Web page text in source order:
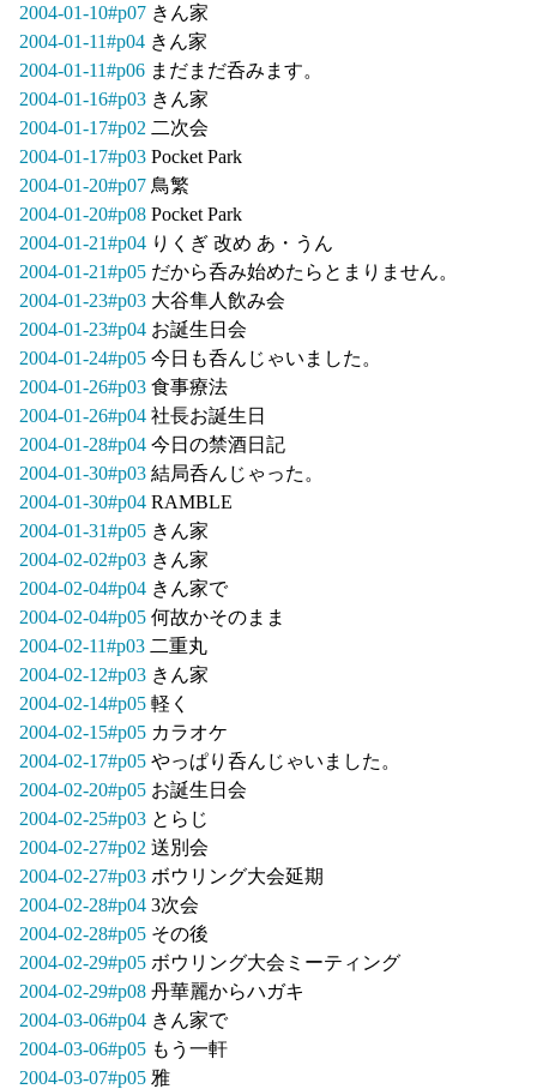
2004-01-10#p07 きん家
2004-01-11#p04 きん家
2004-01-11#p06 まだまだ呑みます。
2004-01-16#p03 きん家
2004-01-17#p02 二次会
2004-01-17#p03 Pocket Park
2004-01-20#p07 鳥繁
2004-01-20#p08 Pocket Park
2004-01-21#p04 りくぎ 改め あ・うん
2004-01-21#p05 だから呑み始めたらとまりません。
2004-01-23#p03 大谷隼人飲み会
2004-01-23#p04 お誕生日会
2004-01-24#p05 今日も呑んじゃいました。
2004-01-26#p03 食事療法
2004-01-26#p04 社長お誕生日
2004-01-28#p04 今日の禁酒日記
2004-01-30#p03 結局呑んじゃった。
2004-01-30#p04 RAMBLE
2004-01-31#p05 きん家
2004-02-02#p03 きん家
2004-02-04#p04 きん家で
2004-02-04#p05 何故かそのまま
2004-02-11#p03 二重丸
2004-02-12#p03 きん家
2004-02-14#p05 軽く
2004-02-15#p05 カラオケ
2004-02-17#p05 やっぱり呑んじゃいました。
2004-02-20#p05 お誕生日会
2004-02-25#p03 とらじ
2004-02-27#p02 送別会
2004-02-27#p03 ボウリング大会延期
2004-02-28#p04 3次会
2004-02-28#p05 その後
2004-02-29#p05 ボウリング大会ミーティング
2004-02-29#p08 丹華麗からハガキ
2004-03-06#p04 きん家で
2004-03-06#p05 もう一軒
2004-03-07#p05 雅